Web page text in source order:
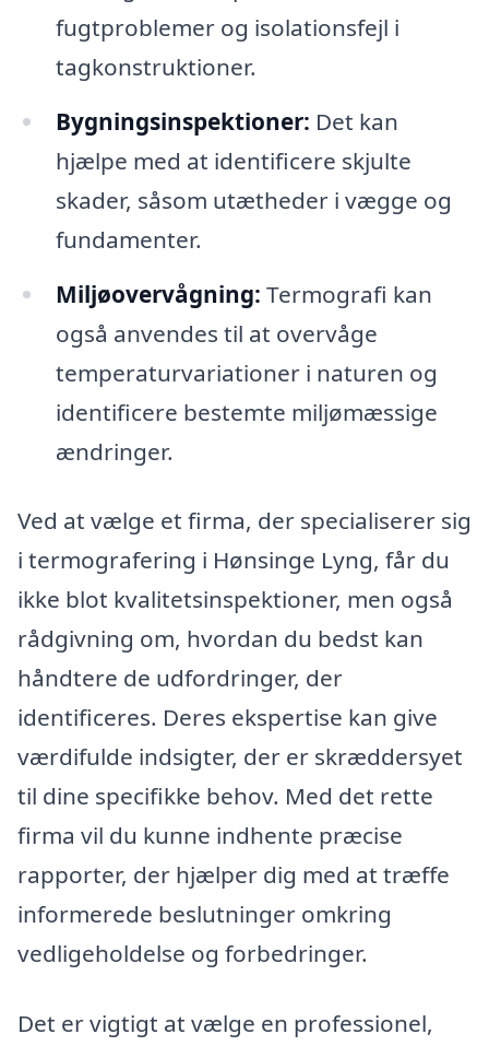
fugtproblemer og isolationsfejl i
tagkonstruktioner.
Bygningsinspektioner: Det kan
hjælpe med at identificere skjulte
skader, såsom utætheder i vægge og
fundamenter.
Miljøovervågning: Termografi kan
også anvendes til at overvåge
temperaturvariationer i naturen og
identificere bestemte miljømæssige
ændringer.
Ved at vælge et firma, der specialiserer sig
i termografering i Hønsinge Lyng, får du
ikke blot kvalitetsinspektioner, men også
rådgivning om, hvordan du bedst kan
håndtere de udfordringer, der
identificeres. Deres ekspertise kan give
værdifulde indsigter, der er skræddersyet
til dine specifikke behov. Med det rette
firma vil du kunne indhente præcise
rapporter, der hjælper dig med at træffe
informerede beslutninger omkring
vedligeholdelse og forbedringer.
Det er vigtigt at vælge en professionel,